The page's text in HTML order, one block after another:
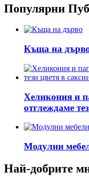
Популярни
Къща на
Хеликония и
отглеждаме
Модулни
Най-добрите